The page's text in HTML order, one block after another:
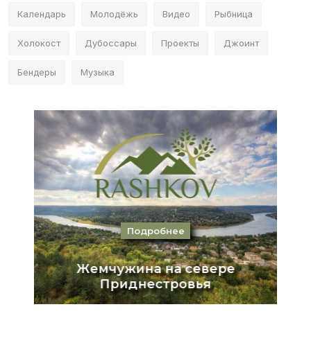
Календарь Молодёжь Видео Рыбница
Холокост Дубоссары Проекты Джоинт
Бендеры Музыка